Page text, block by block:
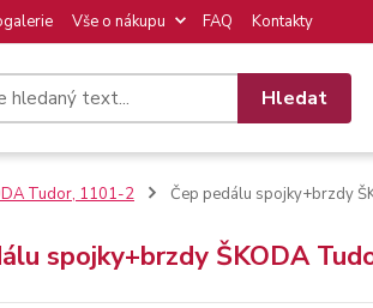
Vše o nákupu FAQ Kontakty
Hledat
Tudor, 1101-2 Čep pedálu spojky+brzdy
spojky+brzdy ŠKODA